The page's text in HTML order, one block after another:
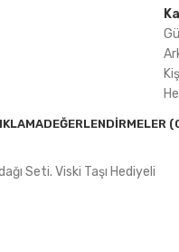
DEĞERLENDIRMELER
Seti. Viski Taşı Hediyeli